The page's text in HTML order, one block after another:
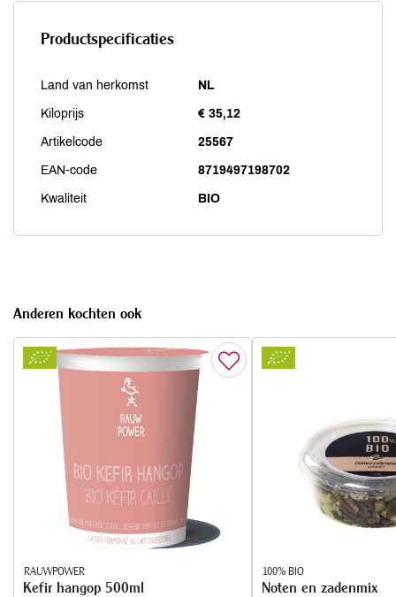
Productspecificaties
Land van herkomst NL
Kiloprijs € 35,12
Artikelcode 25567
EAN-code 8719497198702
Kwaliteit BIO
Anderen kochten ook
RAUWPOWER
Kefir hangop 500ml
100% BIO
Noten en zadenmix